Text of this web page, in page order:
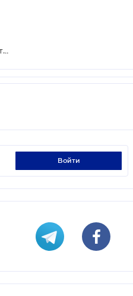
Legal Startup Crash Test №27: Как украинским legal tech продуктам живется на карантине
войти